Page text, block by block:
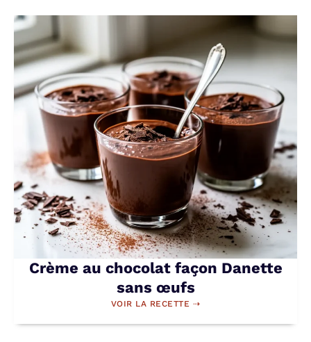
Crème au chocolat façon Danette
sans œufs
VOIR LA RECETTE ⇢